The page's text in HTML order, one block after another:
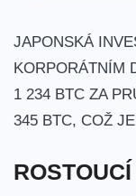
JAPONSKÁ
KORPORÁTNÍM
1 234 BTC ZA
345 ‍BTC, COŽ